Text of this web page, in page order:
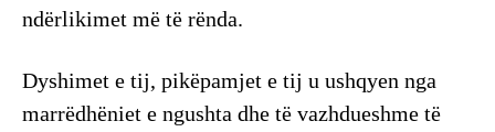
ndërlikimet më të rënda.
Dyshimet e tij, pikëpamjet e tij u ushqyen nga
marrëdhëniet e ngushta dhe të vazhdueshme të